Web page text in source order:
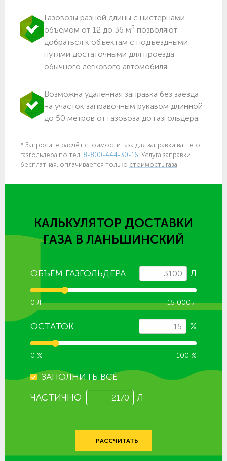
Газовозы разной длины с цистернами
объемом от 12 до 36 м3 позволяют
добраться к объектам c подъездными
путями достаточными для проезда
обычного легкового автомобиля.
Возможна удалённая заправка без заезда
на участок заправочным рукавом длинной
до 50 метров от газовоза до газгольдера.
* Запросите расчёт стоимости газа для заправки вашего
газгольдера по тел. 8-800-444-30-16. Услуга заправки
бесплатная, оплачивается только стоимость газа
КАЛЬКУЛЯТОР ДОСТАВКИ
ГАЗА В ЛАНЬШИНСКИЙ
ОБЪЁМ ГАЗГОЛЬДЕРА Л
0 Л 15 000 Л
ОСТАТОК %
0 % 100 %
ЗАПОЛНИТЬ ВСЁ
ЧАСТИЧНО
Л
РАССЧИТАТЬ